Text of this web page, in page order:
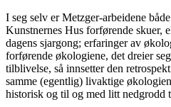
I seg selv er Metzger-arbeidene
Kunstnernes Hus forførende skuer,
dagens sjargong; erfaringer av
forførende økologiene, det dreier
tilblivelse, så innsetter den
samme (egentlig) livaktige
historisk og til og med litt nedgrodd